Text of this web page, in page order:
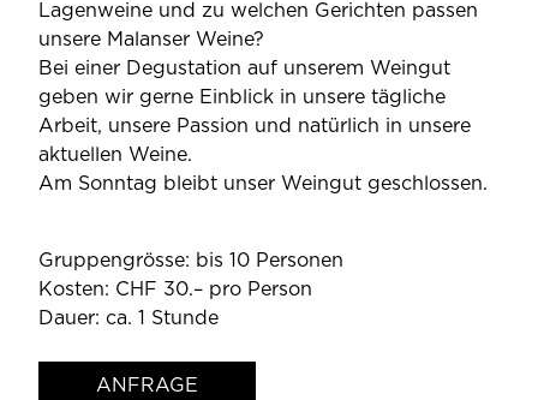
Lagenweine und zu welchen Gerichten passen
unsere Malanser Weine?
Bei einer Degustation auf unserem Weingut
geben wir gerne Einblick in unsere tägliche
Arbeit, unsere Passion und natürlich in unsere
aktuellen Weine.
Am Sonntag bleibt unser Weingut geschlossen.
Gruppengrösse: bis 10 Personen
Kosten: CHF 30.– pro Person
Dauer: ca. 1 Stunde
ANFRAGE